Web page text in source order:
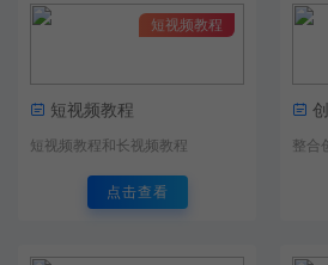
短视频教程
短视频教程
短视频教程和长视频教程
点击查看
整合